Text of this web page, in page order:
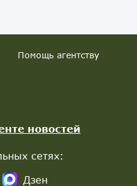
Помощь агентству
новостей
сетях:
Дзен